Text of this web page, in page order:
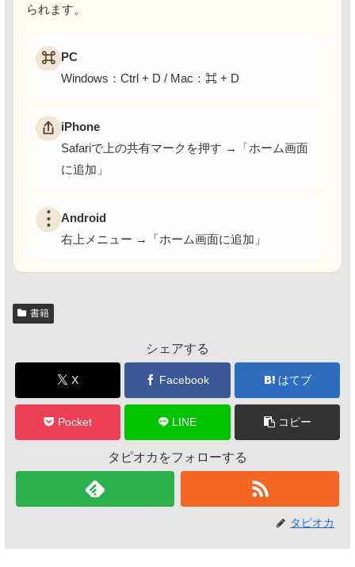
られます。
⌘ PC
Windows：Ctrl + D / Mac：⌘ + D
iPhone
Safariで上の共有マークを押す →「ホーム画面
に追加」
︙
Android
右上メニュー →「ホーム画面に追加」
書籍
シェアする
X Facebook はてブ
Pocket LINE コピー
タピオカをフォローする
タピオカ